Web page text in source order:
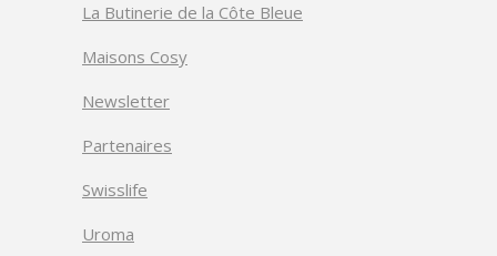
La Butinerie de la Côte Bleue
Maisons Cosy
Newsletter
Partenaires
Swisslife
Uroma